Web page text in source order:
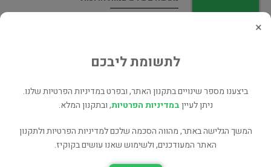
את זה
ילדים ונוער
×
לתשומת ליבכם
ביצענו מספר שינויים בתקנון האתר, ובפרט במדיניות הפרטיות שלנו.
ניתן לעייןבמדיניות הפרטיות, ובתקנון המלא.
המשך הגלישה באתר, מהווה הסכמה שלכם למדיניות הפרטיות ולתקנון
האתר המעודכנים, ולשימוש שאנו עושים בקוקיז.